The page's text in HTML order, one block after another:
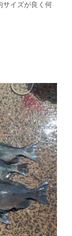
サイズが良く何